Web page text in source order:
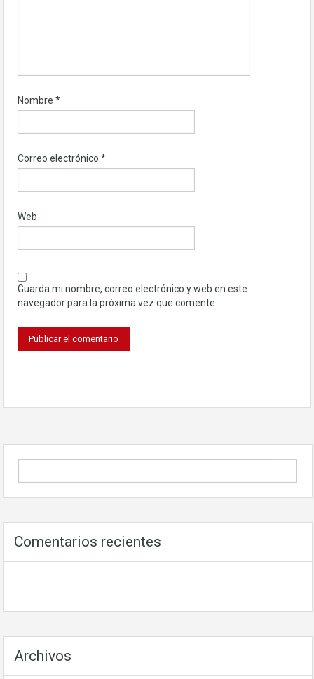
Nombre *
Correo electrónico *
Web
Guarda mi nombre, correo electrónico y web en este
navegador para la próxima vez que comente.
Comentarios recientes
Archivos